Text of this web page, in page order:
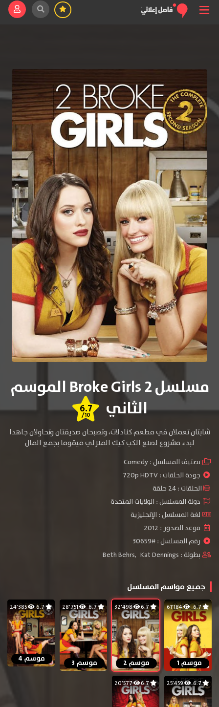
مسلسل 2 Broke Girls الموسم
الثاني
6.7
/10
شابتان تعملان في مطعم كنادلات، وتصبحان صديقتان وتحاولان جاهدا
لبدء مشروع لصنع الكب كيك المنزلي فيقوما بجمع المال
تصنيف المسلسل :Comedy
جودة الحلقات :720p HDTV
الحلقات : 24 حلقة
دولة المسلسل : الولايات المتحدة
لغة المسلسل : الإنجليزية
موعد الصدور : 2012
رقم المسلسل : #30659
بطولة :
Beth Behrs, Kat Dennings
جميع مواسم المسلسل
6.7 61٬184
موسم 1
6.7 32٬498
موسم 2
6.7 28٬751
موسم 3
6.7 24٬385
موسم 4
6.7 25٬459 6.7 20٬577